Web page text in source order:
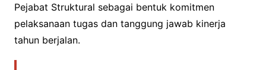
Pejabat Struktural sebagai bentuk komitmen
pelaksanaan tugas dan tanggung jawab kinerja
tahun berjalan.